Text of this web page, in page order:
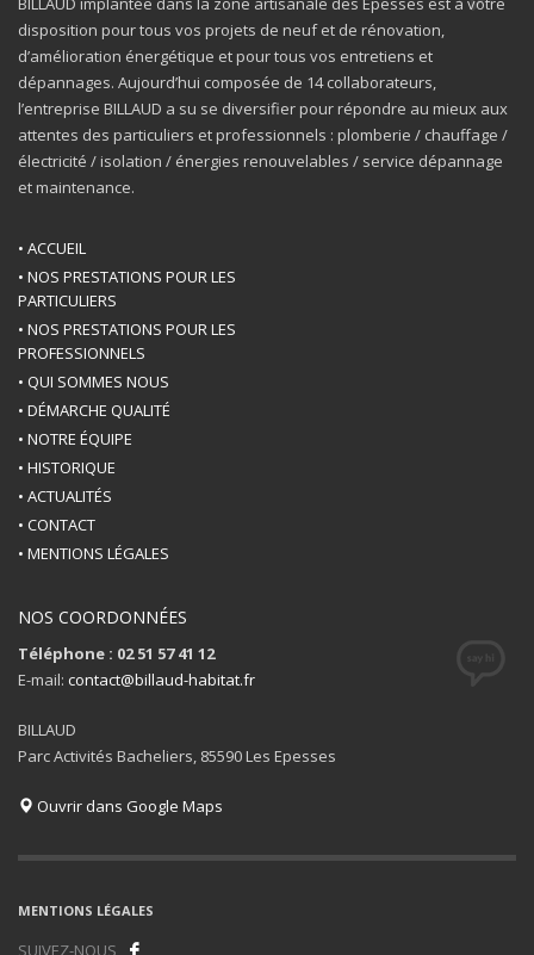
disposition pour tous vos projets de neuf et de rénovation,
d’amélioration énergétique et pour tous vos entretiens et
dépannages. Aujourd’hui composée de 14 collaborateurs,
l’entreprise BILLAUD a su se diversifier pour répondre au mieux aux
attentes des particuliers et professionnels : plomberie / chauffage /
électricité / isolation / énergies renouvelables / service dépannage
et maintenance.
• ACCUEIL
• NOS PRESTATIONS POUR LES
PARTICULIERS
• NOS PRESTATIONS POUR LES
PROFESSIONNELS
• QUI SOMMES NOUS
• DÉMARCHE QUALITÉ
• NOTRE ÉQUIPE
• HISTORIQUE
• ACTUALITÉS
• CONTACT
• MENTIONS LÉGALES
NOS COORDONNÉES
Téléphone : 02 51 57 41 12
E-mail: contact@billaud-habitat.fr
BILLAUD
Parc Activités Bacheliers, 85590 Les Epesses
Ouvrir dans Google Maps
MENTIONS LÉGALES
SUIVEZ-NOUS